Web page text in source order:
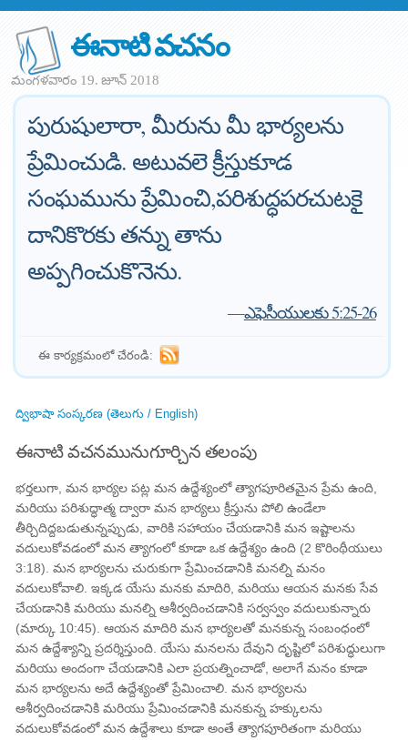
ఈనాటి వచనం
మంగళవారం 19. జూన్ 2018
పురుషులారా, మీరును మీ భార్యలను
ప్రేమించుడి. అటువలె క్రీస్తుకూడ
సంఘమును ప్రేమించి,పరిశుద్ధపరచుటకై
దానికొరకు తన్ను తాను
అప్పగించుకొనెను.
—ఎఫెసీయులకు 5:25-26
ఈ కార్యక్రమంలో చేరండి:
ద్విభాషా సంస్కరణ (తెలుగు / English)
ఈనాటి వచనమునుగూర్చిన తలంపు
భర్తలుగా, మన భార్యల పట్ల మన ఉద్దేశ్యంలో త్యాగపూరితమైన ప్రేమ ఉంది,
మరియు పరిశుద్ధాత్మ ద్వారా మన భార్యలు క్రీస్తును పోలి ఉండేలా
తీర్చిదిద్దబడుతున్నప్పుడు, వారికి సహాయం చేయడానికి మన ఇష్టాలను
వదులుకోవడంలో మన త్యాగంలో కూడా ఒక ఉద్దేశ్యం ఉంది (2 కొరింథీయులు
3:18). మన భార్యలను చురుకుగా ప్రేమించడానికి మనల్ని మనం
వదులుకోవాలి. ఇక్కడ యేసు మనకు మాదిరి, మరియు ఆయన మనకు సేవ
చేయడానికి మరియు మనల్ని ఆశీర్వదించడానికి సర్వస్వం వదులుకున్నారు
(మార్కు 10:45). ఆయన మాదిరి మన భార్యలతో మనకున్న సంబంధంలో
మన ఉద్దేశ్యాన్ని ప్రదర్శిస్తుంది. యేసు మనలను దేవుని దృష్టిలో పరిశుద్ధులుగా
మరియు అందంగా చేయడానికి ఎలా ప్రయత్నించాడో, అలాగే మనం కూడా
మన భార్యలను అదే ఉద్దేశ్యంతో ప్రేమించాలి. మన భార్యలను
ఆశీర్వదించడానికి మరియు ప్రేమించడానికి మనకున్న హక్కులను
వదులుకోవడంలో మన ఉద్దేశాలు కూడా అంతే త్యాగపూరితంగా మరియు